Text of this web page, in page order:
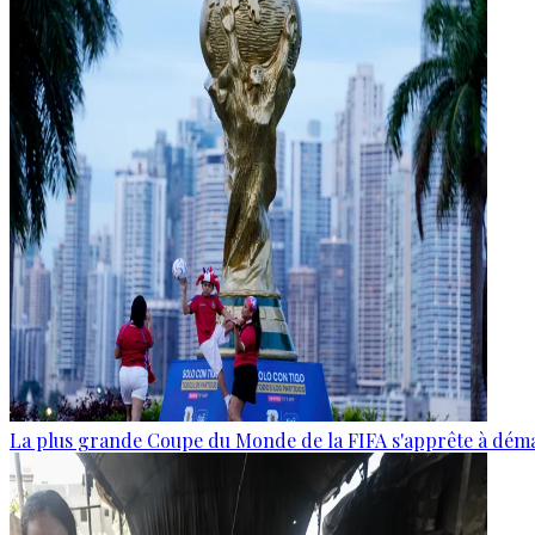
La plus grande Coupe du Monde de la FIFA s'apprête à